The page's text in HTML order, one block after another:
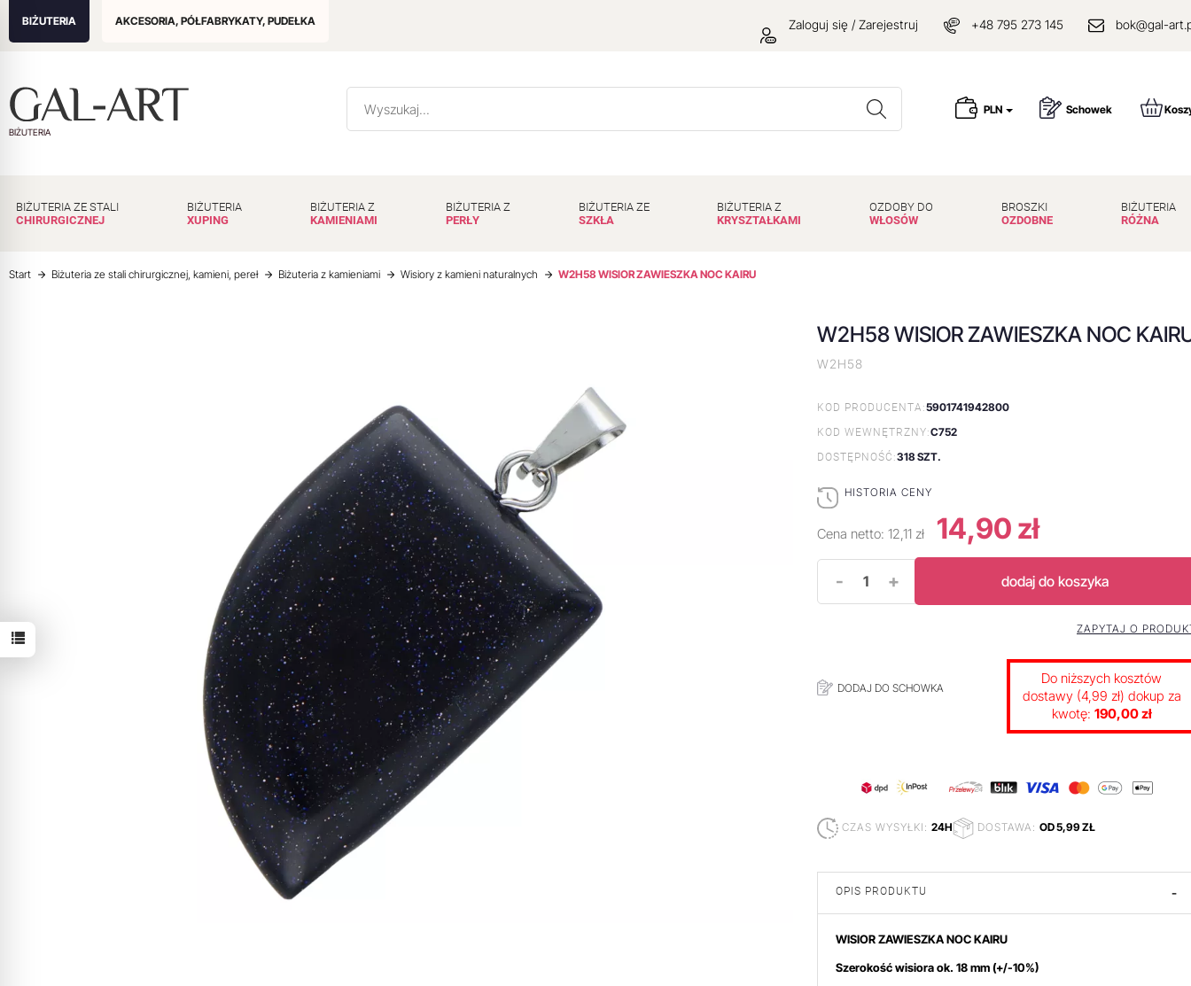
BIŻUTERIA AKCESORIA, PÓŁFABRYKATY, PUDEŁKA Zaloguj się / Zarejestruj +48 795 273 145 bok@gal-
BIŻUTERIA
Wyszukaj PLN Schowek
BIŻUTERIA ZE STALI
CHIRURGICZNEJ
BIŻUTERIA
XUPING
BIŻUTERIA Z
KAMIENIAMI
BIŻUTERIA Z
PERŁY
BIŻUTERIA ZE
SZKŁA
BIŻUTERIA Z
KRYSZTAŁKAMI
OZDOBY DO
WŁOSÓW
BROSZKI
OZDOBNE
BIŻUTERIA
RÓŻNA
Start Biżuteria ze stali chirurgicznej, kamieni, pereł Biżuteria z kamieniami Wisiory z kamieni naturalnych W2H58 WISIOR ZAWIESZKA NOC KAIRU
W2H58 WISIOR ZAWIESZKA NOC
W2H58
KOD PRODUCENTA:5901741942800
KOD WEWNĘTRZNY:C752
DOSTĘPNOŚĆ:318 SZT.
HISTORIA CENY
Cena netto: 12,11 zł 14,90 zł
- + dodaj do koszyka
DODAJ DO SCHOWKA
ZAPYTAJ O
Do niższych kosztów
dostawy (4,99 zł) dokup za
kwotę: 190,00 zł
CZAS WYSYŁKI: 24H DOSTAWA: OD 5,99 ZŁ
OPIS PRODUKTU -
WISIOR ZAWIESZKA NOC KAIRU
Szerokość wisiora ok. 18 mm(+/-10%)